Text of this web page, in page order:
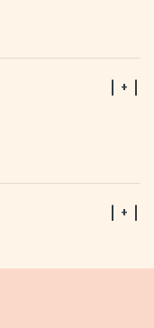
– destacando-se
| + |
| + |